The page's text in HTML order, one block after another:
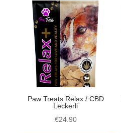
Paw Treats Relax / CBD
Leckerli
€24.90